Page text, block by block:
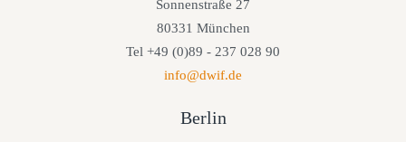
Sonnenstraße 27
80331 München
Tel +49 (0)89 - 237 028 90
info@dwif.de
Berlin